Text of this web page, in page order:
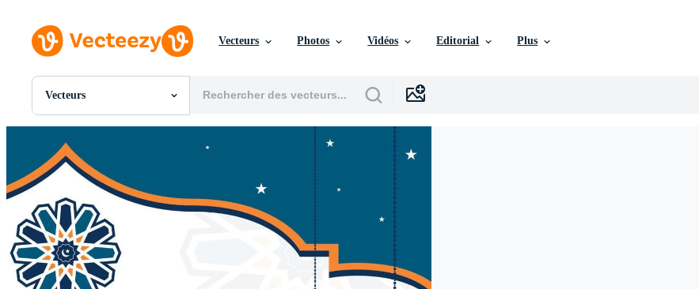
Vecteurs Photos Vidéos Editorial Plus
Vecteurs
Toutes Images
PNGs
PSDs
SVGs
Modèles
Vecteurs
Vidéos
Motion graphics
Images Éditoriales
Événements Éditoriaux